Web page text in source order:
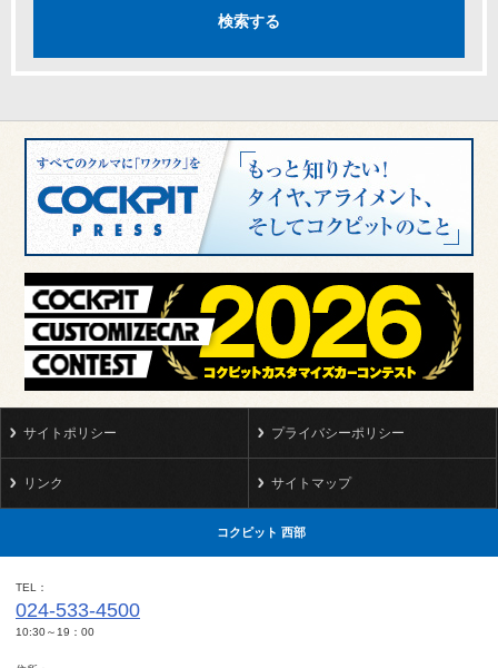
サイトポリシー プライバシーポリシー
リンク サイトマップ
コクピット 西部
TEL
024-533-4500
10:30～19：00